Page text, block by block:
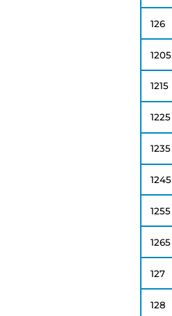
126
1205
1215
1225
1235
1245
1255
1265
127
128